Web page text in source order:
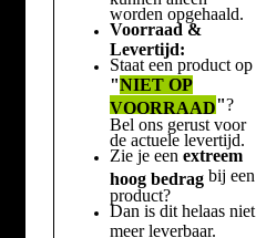
worden opgehaald.
Voorraad &
Levertijd:
Staat een product op
"NIET OP
VOORRAAD"?
Bel ons gerust voor
de actuele levertijd.
Zie je een extreem
hoog bedragbij een
product?
Dan is dit helaas niet
meer leverbaar.